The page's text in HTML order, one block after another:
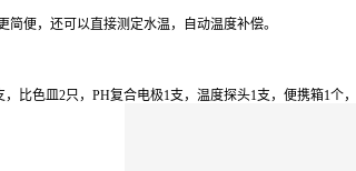
便，还可以直接测定水温，自动温度补偿。
，比色皿2只， PH复合电极1支，温度探头1支，便携箱1个，